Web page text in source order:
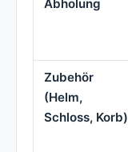
Abholung
Zubehör
(Helm,
Schloss, Korb)